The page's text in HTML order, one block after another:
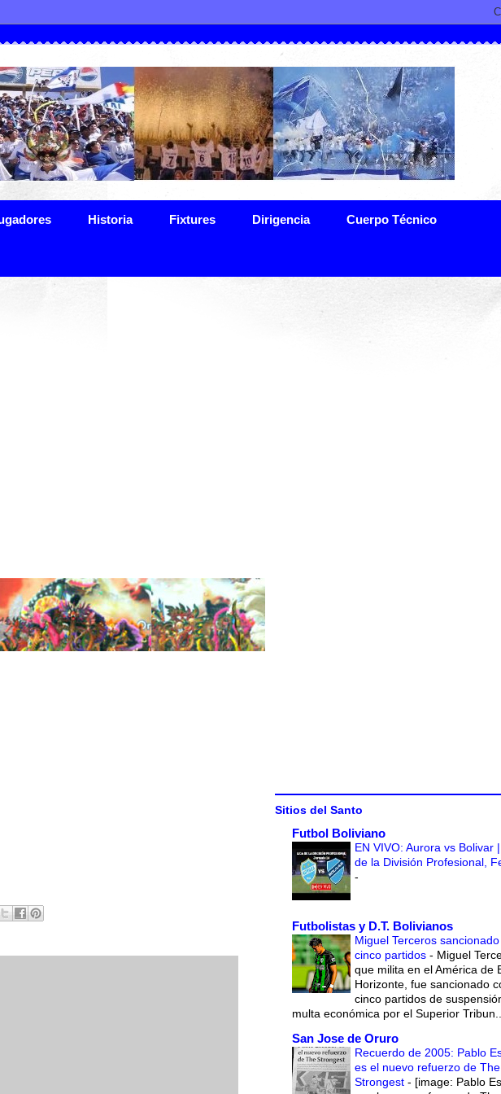
Historia Fixtures Dirigencia Cuerpo Técnico
Sitios del Santo
Futbol Boliviano
EN VIVO: Aurora vs Bolivar
de la División Profesional,
-
Futbolistas y D.T. Bolivianos
Miguel Terceros
cinco partidos - Miguel
que milita en el América de
Horizonte, fue sancionado
cinco partidos de
multa económica por el Superior
San Jose de Oruro
Recuerdo de 2005: Pablo
es el nuevo refuerzo de The
Strongest - [image: Pablo